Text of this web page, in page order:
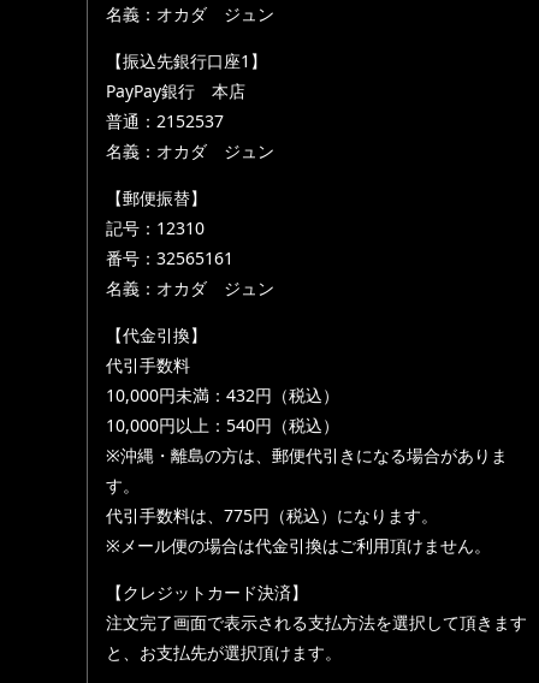
名義：オカダ ジュン
【振込先銀行口座1】
PayPay銀行 本店
普通：2152537
名義：オカダ ジュン
【郵便振替】
記号：12310
番号：32565161
名義：オカダ ジュン
【代金引換】
代引手数料
10,000円未満：432円（税込）
10,000円以上：540円（税込）
※沖縄・離島の方は、郵便代引きになる場合がありま
す。
代引手数料は、775円（税込）になります。
※メール便の場合は代金引換はご利用頂けません。
【クレジットカード決済】
注文完了画面で表示される支払方法を選択して頂きます
と、お支払先が選択頂けます。